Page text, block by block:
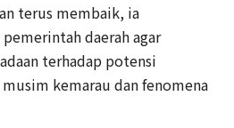
terus membaik, ia
daerah agar
terhadap potensi
musim kemarau dan fenomena